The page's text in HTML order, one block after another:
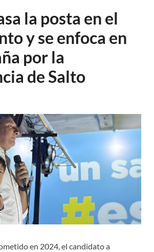
la posta en el
y se enfoca en
por la
de Salto
en 2024, el candidato a